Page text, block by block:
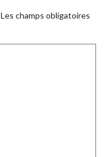
Les champs obligatoires